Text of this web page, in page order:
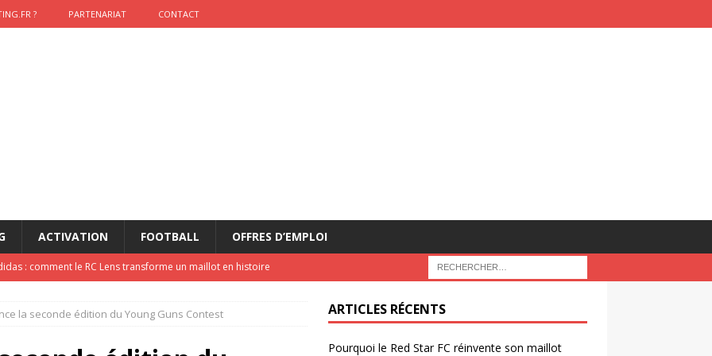
? PARTENARIAT CONTACT
ACTIVATION FOOTBALL OFFRES D’EMPLOI
: comment le RC Lens transforme un maillot en histoire
de Zinedine Zidane par adidas est de retour à
la seconde édition du Young Guns Contest ARTICLES RÉCENTS
Pourquoi le Red Star FC réinvente son maillot